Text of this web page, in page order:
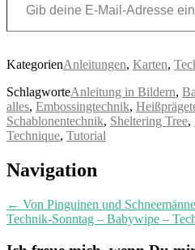
KategorienAnleitungen, Karten,
SchlagworteAnleitung in Bildern,
alles, Embossingtechnik,
Schablonentechnik, Sheltering Tree,
Technique, Tutorial
Post
Navigation
← Von Pinguinen und
Technik-Sonntag – Babywipe –